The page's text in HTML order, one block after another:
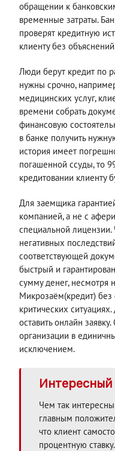
обращении к
временные затраты.
проверят кредитную
клиенту без
Люди берут кредит по
нужны срочно,
медицинских услуг,
времени собрать
финансовую
в банке получить
история имеет
погашенной ссуды, то
кредитовании клиенту
Для заемщика
компанией, а не с
специальной лицензии.
негативных
соответствующей
быстрый и
сумму денег, несмотря
Микрозаём(кредит) без
критических
оставить онлайн
организации в
исключением.
Чем так
главным
что клиент
процентную